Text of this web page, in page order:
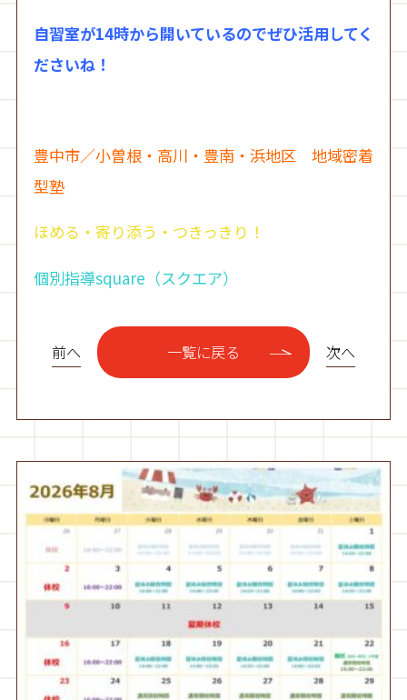
自習室が14時から開いているのでぜひ活用してく
ださいね！
豊中市／小曽根・高川・豊南・浜地区 地域密着
型塾
ほめる・寄り添う・つきっきり！
個別指導square（スクエア）
前へ 一覧に戻る 次へ